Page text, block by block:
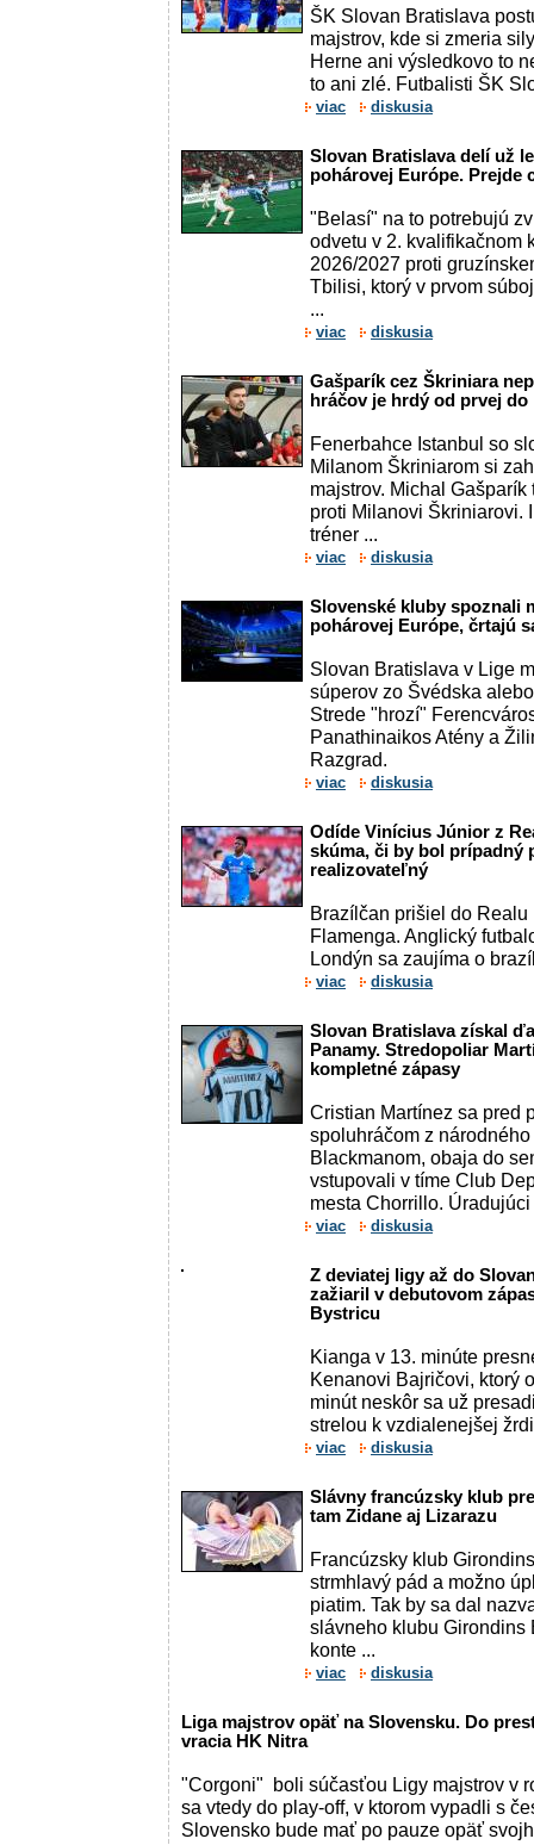
ŠK Slovan Bratislava
majstrov, kde si zmeria
Herne ani výsledkovo to
to ani zlé. Futbalisti ŠK
viac diskusia
Slovan Bratislava delí už
pohárovej Európe. Prejde
"Belasí" na to potrebujú
odvetu v 2. kvalifikačnom
2026/2027 proti
Tbilisi, ktorý v prvom
...
viac diskusia
Gašparík cez Škriniara
hráčov je hrdý od prvej
Fenerbahce Istanbul so
Milanom Škriniarom si
majstrov. Michal
proti Milanovi Škriniarovi.
tréner ...
viac diskusia
Slovenské kluby spoznali
pohárovej Európe, črtajú
Slovan Bratislava v Lige
súperov zo Švédska
Strede "hrozí"
Panathinaikos Atény a
Razgrad.
viac diskusia
Odíde Vinícius Júnior z
skúma, či by bol prípadný
realizovateľný
Brazílčan prišiel do Realu
Flamenga. Anglický
Londýn sa zaujíma o
viac diskusia
Slovan Bratislava získal
Panamy. Stredopoliar
kompletné zápasy
Cristian Martínez sa pred
spoluhráčom z
Blackmanom, obaja do
vstupovali v tíme Club
mesta Chorrillo. Úradujúci
viac diskusia
Z deviatej ligy až do
zažiaril v debutovom
Bystricu
Kianga v 13. minúte
Kenanovi Bajričovi, ktorý
minút neskôr sa už
strelou k vzdialenejšej
viac diskusia
Slávny francúzsky klub
tam Zidane aj Lizarazu
Francúzsky klub
strmhlavý pád a možno
piatim. Tak by sa dal
slávneho klubu Girondins
konte ...
viac diskusia
Liga majstrov opäť na Slovensku. Do
vracia HK Nitra
"Corgoni" boli súčasťou Ligy majstrov v
sa vtedy do play-off, v ktorom vypadli s
Slovensko bude mať po pauze opäť